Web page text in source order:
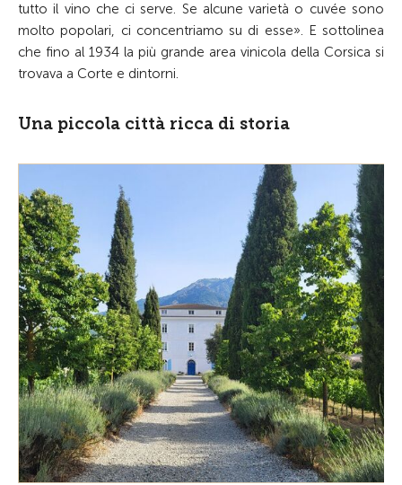
tutto il vino che ci serve. Se alcune varietà o cuvée sono
molto popolari, ci concentriamo su di esse». E sottolinea
che fino al 1934 la più grande area vinicola della Corsica si
trovava a Corte e dintorni.
Una piccola città ricca di storia